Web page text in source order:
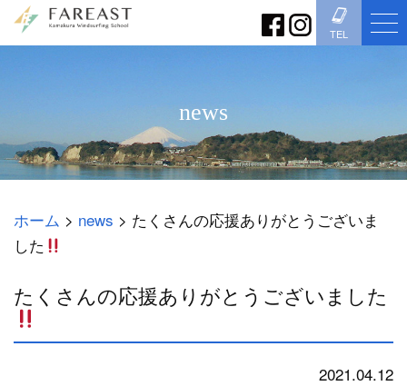
TEL
news
ホーム > news > たくさんの応援ありがとうございま
した
たくさんの応援ありがとうございました
2021.04.12